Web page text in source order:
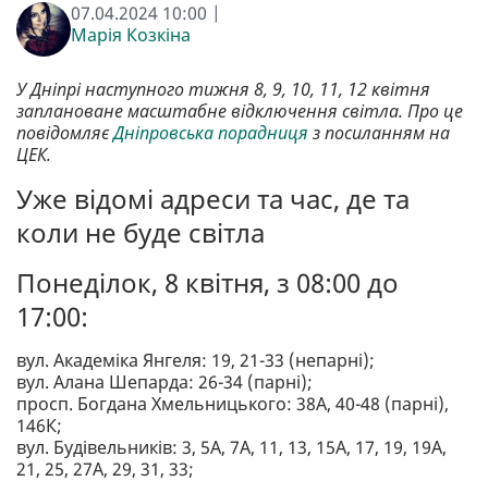
07.04.2024 10:00 |
Марія Козкіна
У Дніпрі наступного тижня 8, 9, 10, 11, 12 квітня
заплановане масштабне відключення світла. Про це
повідомляєДніпровська порадниця з посиланням на
ЦЕК.
Уже відомі адреси та час, де та
коли не буде світла
Понеділок, 8 квітня, з 08:00 до
17:00:
вул. Академіка Янгеля: 19, 21-33 (непарні);
вул. Алана Шепарда: 26-34 (парні);
просп. Богдана Хмельницького: 38А, 40-48 (парні),
146К;
вул. Будівельників: 3, 5А, 7А, 11, 13, 15А, 17, 19, 19А,
21, 25, 27А, 29, 31, 33;